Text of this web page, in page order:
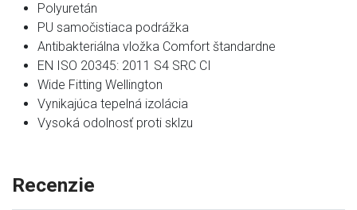
Polyuretán
PU samočistiaca podrážka
Antibakteriálna vložka Comfort štandardne
EN ISO 20345: 2011 S4 SRC CI
Wide Fitting Wellington
Vynikajúca tepelná izolácia
Vysoká odolnosť proti sklzu
Recenzie